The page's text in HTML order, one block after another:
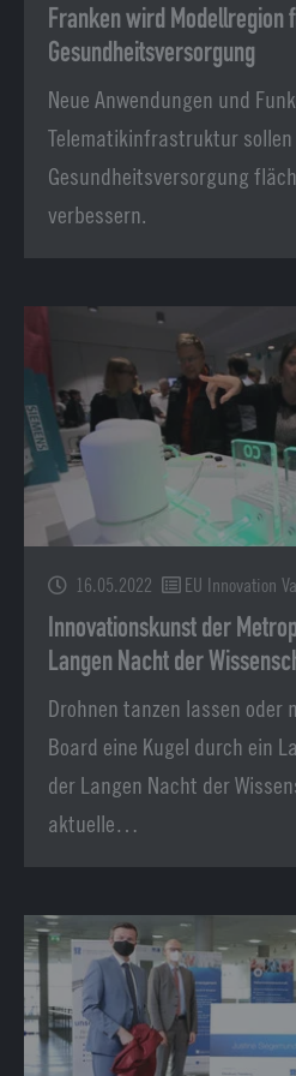
Franken wird Modellregion
Gesundheitsversorgung
Neue Anwendungen und
Telematikinfrastruktur sollen
Gesundheitsversorgung
verbessern.
16.05.2022 EU Innovation
Innovationskunst der
Langen Nacht der
Drohnen tanzen lassen oder
Board eine Kugel durch ein
der Langen Nacht der
aktuelle…